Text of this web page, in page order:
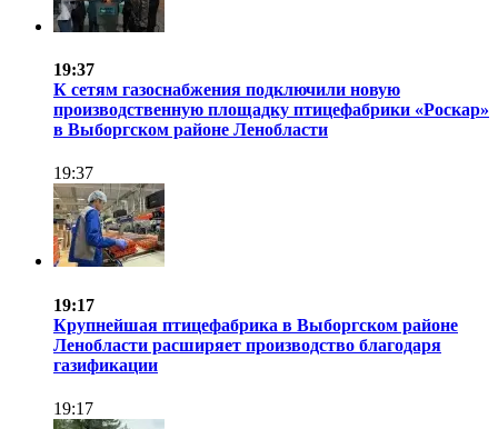
19:37
К сетям газоснабжения подключили новую
производственную площадку птицефабрики «Роскар»
в Выборгском районе Ленобласти
19:37
19:17
Крупнейшая птицефабрика в Выборгском районе
Ленобласти расширяет производство благодаря
газификации
19:17